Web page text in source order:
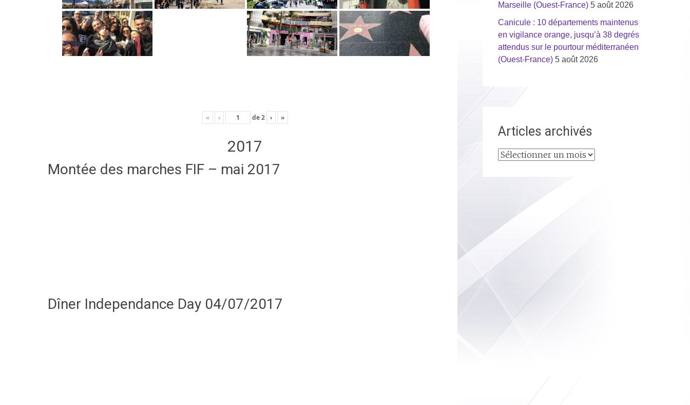
« ‹ de2 › »
2017
Montée des marches FIF – mai 2017
Dîner Independance Day 04/07/2017
Marseille (Ouest-France) 5 août 2026
Canicule : 10 départements maintenus
en vigilance orange, jusqu’à 38 degrés
attendus sur le pourtour méditerranéen
(Ouest-France) 5 août 2026
Articles archivés
Articles